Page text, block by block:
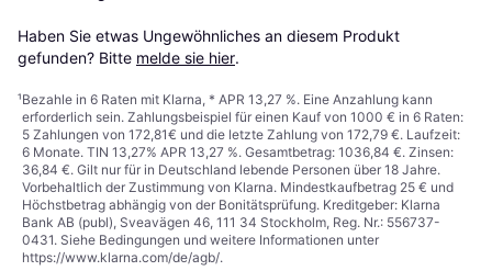
Haben Sie etwas Ungewöhnliches an diesem Produkt
gefunden? Bitte melde sie hier.
¹Bezahle in 6 Raten mit Klarna, * APR 13,27 %. Eine Anzahlung kann
erforderlich sein. Zahlungsbeispiel für einen Kauf von 1000 € in 6 Raten:
5 Zahlungen von 172,81€ und die letzte Zahlung von 172,79 €. Laufzeit:
6 Monate. TIN 13,27% APR 13,27 %. Gesamtbetrag: 1036,84 €. Zinsen:
36,84 €. Gilt nur für in Deutschland lebende Personen über 18 Jahre.
Vorbehaltlich der Zustimmung von Klarna. Mindestkaufbetrag 25 € und
Höchstbetrag abhängig von der Bonitätsprüfung. Kreditgeber: Klarna
Bank AB (publ), Sveavägen 46, 111 34 Stockholm, Reg. Nr.: 556737-
0431. Siehe Bedingungen und weitere Informationen unter
https://www.klarna.com/de/agb/.